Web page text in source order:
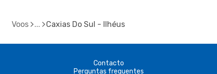
Voos Caxias Do Sul - Ilhéus
Contacto
Perguntas frequentes